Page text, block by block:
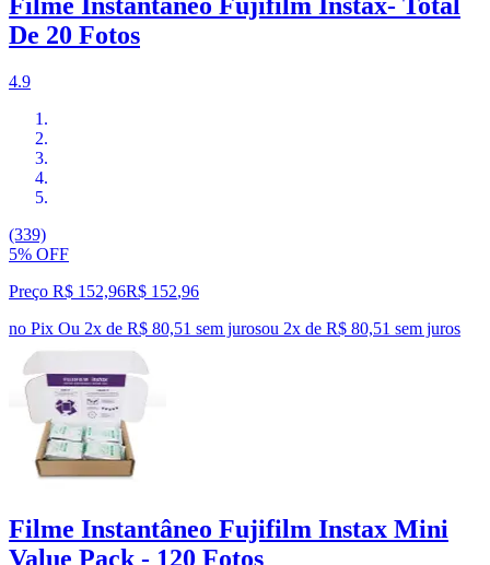
De 20 Fotos
4.9
(339)
5% OFF
Preço R$ 152,96R$ 152,96
no Pix Ou 2x de R$ 80,51 sem jurosou 2x de R$ 80,51 sem juros
Filme Instantâneo Fujifilm Instax Mini
Value Pack - 120 Fotos